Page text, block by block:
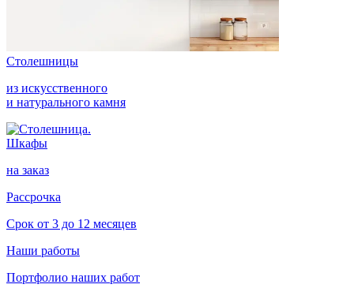
Столешницы
из искусственного
и натурального камня
Шкафы
на заказ
Рассрочка
Срок от 3 до 12 месяцев
Наши работы
Портфолио наших работ